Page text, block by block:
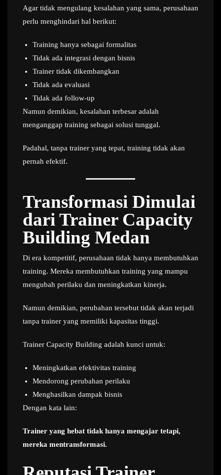
Agar tidak mengulang kesalahan yang sama, perusahaan
perlu menghindari hal berikut:
Training hanya sebagai formalitas
Tidak ada integrasi dengan bisnis
Trainer tidak dikembangkan
Tidak ada evaluasi
Tidak ada follow-up
Namun demikian, kesalahan terbesar adalah
menganggap training sebagai solusi tunggal.
Padahal, tanpa trainer yang tepat, training tidak akan
pernah efektif.
Transformasi Dimulai
dari Trainer Capacity
Building Medan
Di era kompetitif, perusahaan tidak hanya membutuhkan
training. Mereka membutuhkan training yang mampu
mengubah perilaku dan meningkatkan kinerja.
Namun demikian, perubahan tersebut tidak akan terjadi
tanpa trainer yang memiliki kapasitas tinggi.
Trainer Capacity Building adalah kunci untuk:
Meningkatkan efektivitas training
Mendorong perubahan perilaku
Menghasilkan dampak bisnis
Dengan kata lain:
Trainer yang hebat tidak hanya mengajar tetapi,
mereka mentransformasi.